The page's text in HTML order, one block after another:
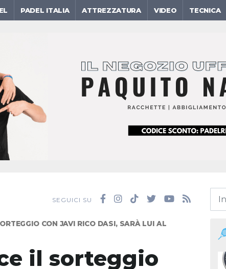
PADEL ITALIA ATTREZZATURA VIDEO TECNICA
SEGUICI SU
CON JAVI RICO DASI, SARÀ LUI AL
il sorteggio